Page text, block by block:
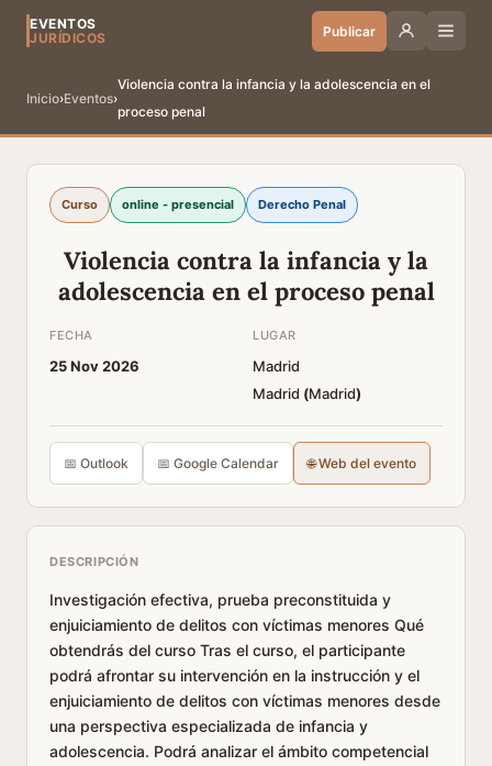
EVENTOS
JURÍDICOS
Publicar
Inicio›Eventos›
Violencia contra la infancia y la adolescencia en el
proceso penal
Curso online - presencial Derecho Penal
Violencia contra la infancia y la
adolescencia en el proceso penal
FECHA
25 Nov 2026
LUGAR
Madrid
Madrid (Madrid)
📅 Outlook 📅 Google Calendar 🌐 Web del evento
DESCRIPCIÓN
Investigación efectiva, prueba preconstituida y
enjuiciamiento de delitos con víctimas menores Qué
obtendrás del curso Tras el curso, el participante
podrá afrontar su intervención en la instrucción y el
enjuiciamiento de delitos con víctimas menores desde
una perspectiva especializada de infancia y
adolescencia. Podrá analizar el ámbito competencial